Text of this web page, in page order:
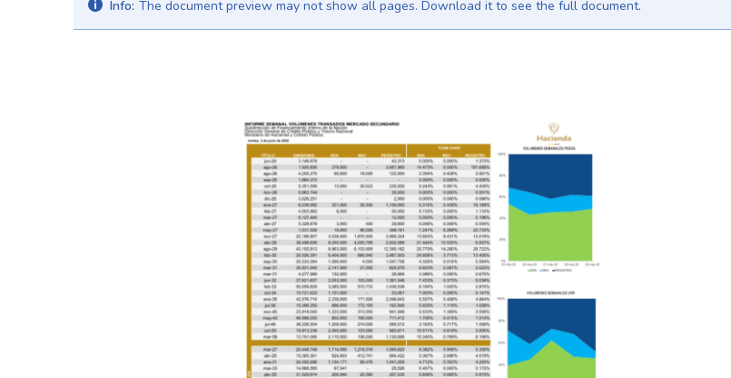
Info: The document preview may not show all pages. Download it to see the full document.